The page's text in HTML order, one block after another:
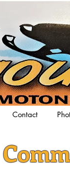
Contact